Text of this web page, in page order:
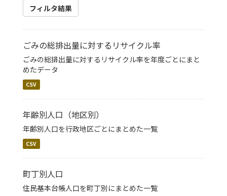
フィルタ結果
ごみの総排出量に対するリサイクル率
ごみの総排出量に対するリサイクル率を年度ごとにまと
めたデータ
CSV
年齢別人口（地区別）
年齢別人口を行政地区ごとにまとめた一覧
CSV
町丁別人口
住民基本台帳人口を町丁別にまとめた一覧